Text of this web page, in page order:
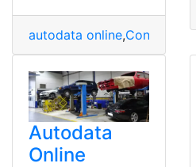
autodata online,Contraseña
Autodata
Online